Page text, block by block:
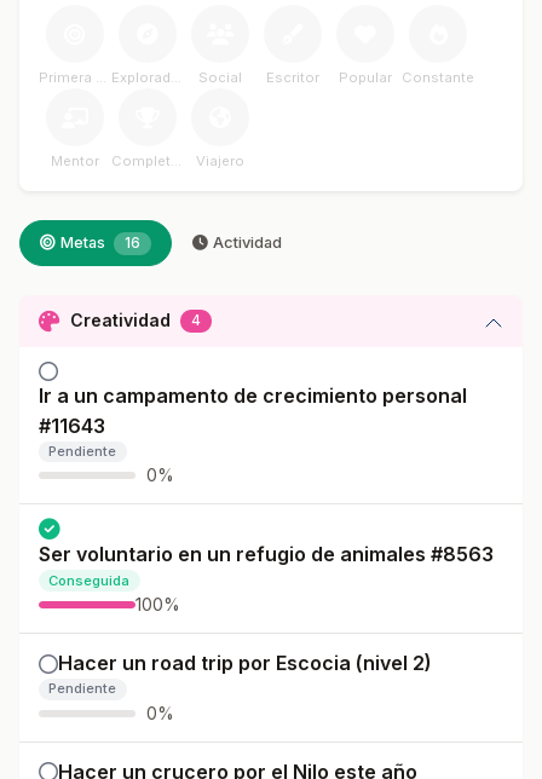
Primera Meta Explorador Social Escritor Popular Constante
Mentor Completador Viajero
Metas 16 Actividad
Creatividad 4
Ir a un campamento de crecimiento personal
#11643
Pendiente
0%
Ser voluntario en un refugio de animales #8563
Conseguida
100%
Hacer un road trip por Escocia (nivel 2)
Pendiente
0%
Hacer un crucero por el Nilo este año